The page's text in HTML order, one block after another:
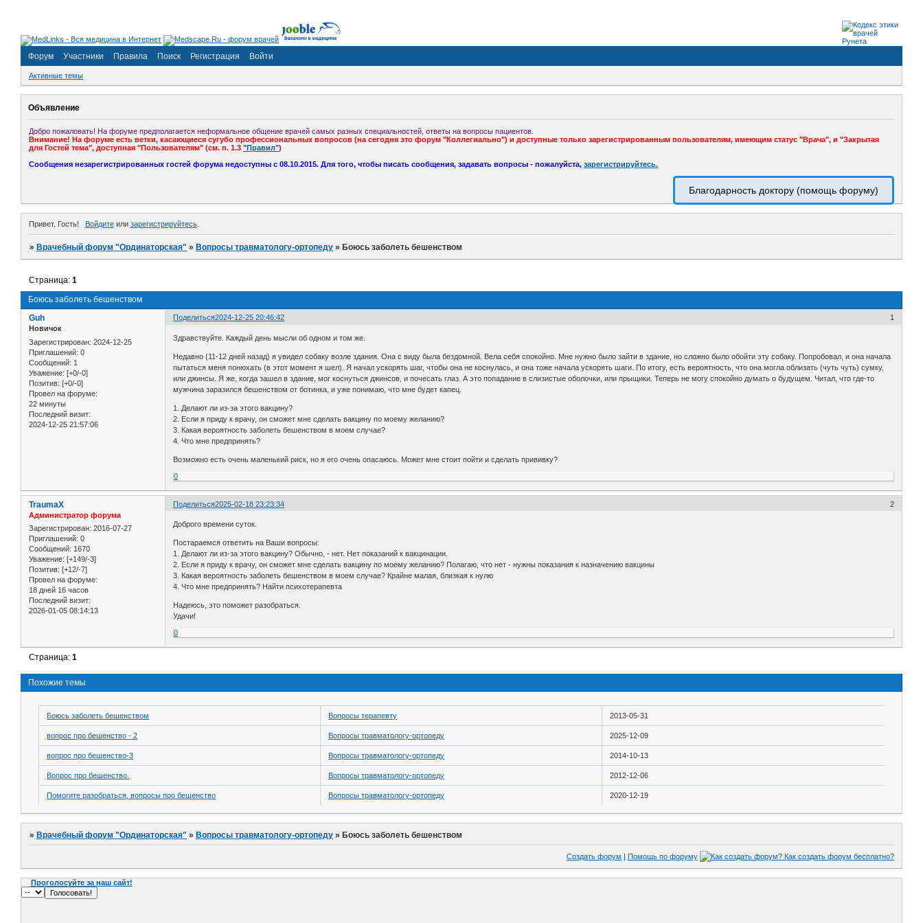
Форум Участники Правила Поиск Регистрация Войти
Активные темы
Объявление
Добро пожаловать! На форуме предполагается неформальное общение врачей самых разных специальностей, ответы на вопросы пациентов.
Внимание! На форуме есть ветки, касающиеся сугубо профессиональных вопросов (на сегодня это форум "Коллегиально") и доступные только зарегистрированным пользователям, имеющим статус "Врача", и "Закрытая
для Гостей тема", доступная "Пользователям" (см. п. 1.3 "Правил")
Сообщения незарегистрированных гостей форума недоступны с 08.10.2015. Для того, чтобы писать сообщения, задавать вопросы - пожалуйста, зарегистрируйтесь.
Благодарность доктору (помощь форуму)
Привет, Гость! Войдитеили зарегистрируйтесь.
» Врачебный форум "Ординаторская" » Вопросы травматологу-ортопеду » Боюсь заболеть бешенством
Боюсь заболеть бешенством
Страница:1
Поделиться 1
2024-12-25 20:46:42
Guh
Новичок
Зарегистрирован: 2024-12-25
Приглашений: 0
Сообщений: 1
Уважение: [+0/-0]
Позитив: [+0/-0]
Провел на форуме:
22 минуты
Последний визит:
2024-12-25 21:57:06
Здравствуйте. Каждый день мысли об одном и том же.
Недавно (11-12 дней назад) я увидел собаку возле здания. Она с виду была бездомной. Вела себя спокойно. Мне нужно было зайти в здание, но сложно было обойти эту собаку. Попробовал, и она начала
пытаться меня понюхать (в этот момент я шел). Я начал ускорять шаг, чтобы она не коснулась, и она тоже начала ускорять шаги. По итогу, есть вероятность, что она могла облизать (чуть чуть) сумку,
или джинсы. Я же, когда зашел в здание, мог коснуться джинсов, и почесать глаз. А это попадание в слизистые оболочки, или прыщики. Теперь не могу спокойно думать о будущем. Читал, что где-то
мужчина заразился бешенством от ботинка, и уже понимаю, что мне будет капец.
1. Делают ли из-за этого вакцину?
2. Если я приду к врачу, он сможет мне сделать вакцину по моему желанию?
3. Какая вероятность заболеть бешенством в моем случае?
4. Что мне предпринять?
Возможно есть очень маленький риск, но я его очень опасаюсь. Может мне стоит пойти и сделать прививку?
0
Поделиться 2
2025-02-18 23:23:34
TraumaX
Администратор форума
Зарегистрирован: 2016-07-27
Приглашений: 0
Сообщений: 1670
Уважение: [+149/-3]
Позитив: [+12/-7]
Провел на форуме:
18 дней 16 часов
Последний визит:
2026-01-05 08:14:13
Доброго времени суток.
Постараемся ответить на Ваши вопросы:
1. Делают ли из-за этого вакцину? Обычно, - нет. Нет показаний к вакцинации.
2. Если я приду к врачу, он сможет мне сделать вакцину по моему желанию? Полагаю, что нет - нужны показания к назначению вакцины
3. Какая вероятность заболеть бешенством в моем случае? Крайне малая, близкая к нулю
4. Что мне предпринять? Найти психотерапевта
Надеюсь, это поможет разобраться.
Удачи!
0
Страница:1
Похожие темы
Боюсь заболеть бешенством Вопросы терапевту 2013-05-31
вопрос про бешенство - 2 Вопросы травматологу-ортопеду 2025-12-09
вопрос про бешенство-3 Вопросы травматологу-ортопеду 2014-10-13
Вопрос про бешенство. Вопросы травматологу-ортопеду 2012-12-06
Помогите разобраться, вопросы про бешенство Вопросы травматологу-ортопеду 2020-12-19
»Врачебный форум "Ординаторская" »Вопросы травматологу-ортопеду »Боюсь заболеть бешенством
Создать форум | Помощь по форуму
Проголосуйте за наш сайт!